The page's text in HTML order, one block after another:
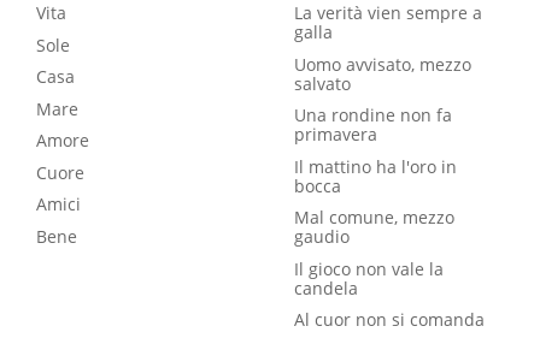
Vita
Sole
Casa
Mare
Amore
Cuore
Amici
Bene
La verità vien sempre a
galla
Uomo avvisato, mezzo
salvato
Una rondine non fa
primavera
Il mattino ha l'oro in
bocca
Mal comune, mezzo
gaudio
Il gioco non vale la
candela
Al cuor non si comanda